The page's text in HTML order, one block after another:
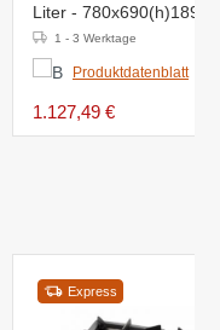
Liter -
1 - 3 Werktage
Produktdatenblatt
1.127,49 €
Express